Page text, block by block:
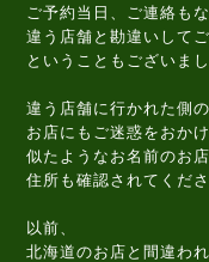
ご予約当日、ご連絡も
違う店舗と勘違いして
ということもございまし
違う店舗に行かれた側の
お店にもご迷惑をおかけ
似たようなお名前のお
住所も確認されてくだ
以前、
北海道のお店と間違わ